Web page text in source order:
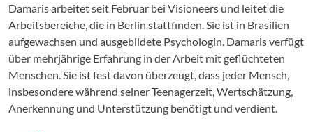
Damaris arbeitet seit Februar bei Visioneers und leitet die
Arbeitsbereiche, die in Berlin stattfinden. Sie ist in Brasilien
aufgewachsen und ausgebildete Psychologin. Damaris verfügt
über mehrjährige Erfahrung in der Arbeit mit geflüchteten
Menschen. Sie ist fest davon überzeugt, dass jeder Mensch,
insbesondere während seiner Teenagerzeit, Wertschätzung,
Anerkennung und Unterstützung benötigt und verdient.